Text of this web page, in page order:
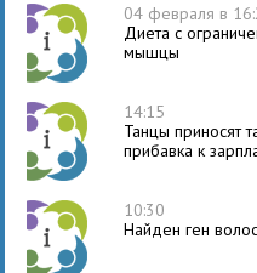
04 февраля в
Диета с
мышцы
14:15
Танцы приносят
прибавка к
10:30
Найден ген